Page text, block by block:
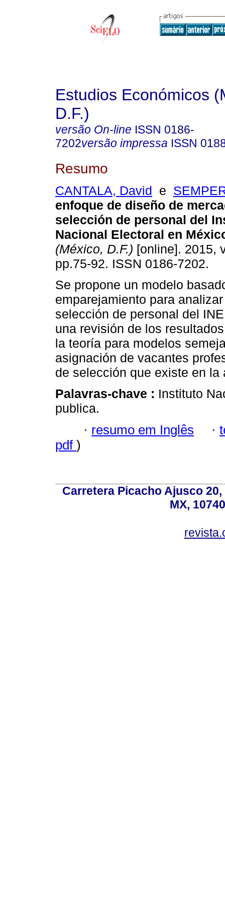
Estudios Económicos
D.F.)
versão On-line ISSN 0186-
7202versão impressa ISSN
Resumo
CANTALA, David e
enfoque de diseño de
selección de personal del
Nacional Electoral en
(México, D.F.) [online]. 2015,
pp.75-92. ISSN 0186-7202.
Se propone un modelo
emparejamiento para
selección de personal del
una revisión de los
la teoría para modelos
asignación de vacantes
de selección que existe en la
Palavras-chave : Instituto
publica.
· resumo em Inglês ·
pdf )
Carretera Picacho Ajusco
MX,